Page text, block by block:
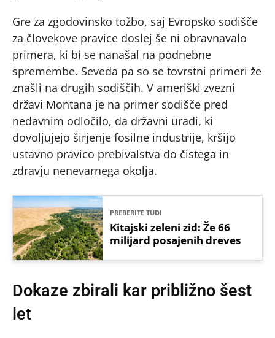
Gre za zgodovinsko tožbo, saj Evropsko sodišče
za človekove pravice doslej še ni obravnavalo
primera, ki bi se nanašal na podnebne
spremembe. Seveda pa so se tovrstni primeri že
znašli na drugih sodiščih. V ameriški zvezni
državi Montana je na primer sodišče pred
nedavnim odločilo, da državni uradi, ki
dovoljujejo širjenje fosilne industrije, kršijo
ustavno pravico prebivalstva do čistega in
zdravju nenevarnega okolja.
PREBERITE TUDI
Kitajski zeleni zid: Že 66
milijard posajenih dreves
Dokaze zbirali kar približno šest
let